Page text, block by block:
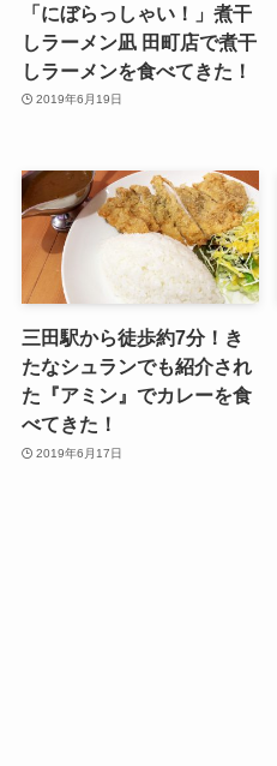
「にぼらっしゃい！」煮干
しラーメン凪 田町店で煮干
しラーメンを食べてきた！
2019年6月19日
三田駅から徒歩約7分！き
たなシュランでも紹介され
た『アミン』でカレーを食
べてきた！
2019年6月17日